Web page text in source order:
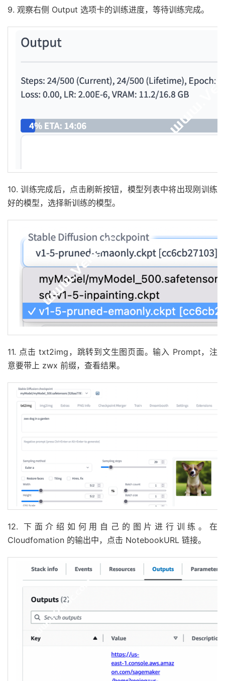
9. 观察右侧 Output 选项卡的训练进度，等待训练完成。
10. 训练完成后，点击刷新按钮，模型列表中将出现刚训练
好的模型，选择新训练的模型。
11. 点击 txt2img，跳转到文生图⻚面。输入 Prompt，注
意要带上 zwx 前缀，查看结果。
12. 下面介绍如何用自己的图片进行训练。在
Cloudfomation 的输出中，点击 NotebookURL 链接。